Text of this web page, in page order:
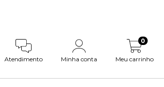
Atendimento Minha conta Meu carrinho
0